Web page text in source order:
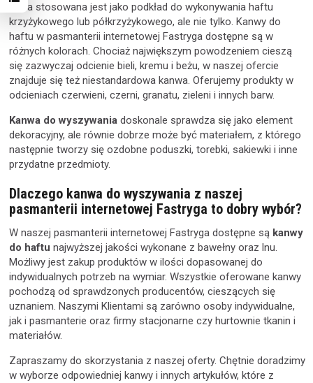
która stosowana jest jako podkład do wykonywania haftu
krzyżykowego lub półkrzyżykowego, ale nie tylko. Kanwy do
haftu w pasmanterii internetowej Fastryga dostępne są w
różnych kolorach. Chociaż największym powodzeniem cieszą
się zazwyczaj odcienie bieli, kremu i beżu, w naszej ofercie
znajduje się też niestandardowa kanwa. Oferujemy produkty w
odcieniach czerwieni, czerni, granatu, zieleni i innych barw.
Kanwa do wyszywania doskonale sprawdza się jako element
dekoracyjny, ale równie dobrze może być materiałem, z którego
następnie tworzy się ozdobne poduszki, torebki, sakiewki i inne
przydatne przedmioty.
Dlaczego kanwa do wyszywania z naszej
pasmanterii internetowej Fastryga to dobry wybór?
W naszej pasmanterii internetowej Fastryga dostępne są kanwy
do haftu najwyższej jakości wykonane z bawełny oraz lnu.
Możliwy jest zakup produktów w ilości dopasowanej do
indywidualnych potrzeb na wymiar. Wszystkie oferowane kanwy
pochodzą od sprawdzonych producentów, cieszących się
uznaniem. Naszymi Klientami są zarówno osoby indywidualne,
jak i pasmanterie oraz firmy stacjonarne czy hurtownie tkanin i
materiałów.
Zapraszamy do skorzystania z naszej oferty. Chętnie doradzimy
w wyborze odpowiedniej kanwy i innych artykułów, które z